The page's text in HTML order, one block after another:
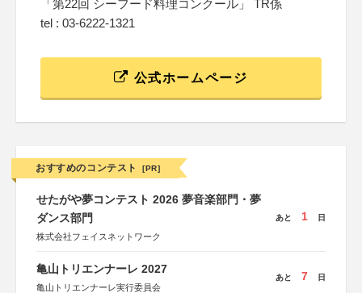
「第22回 シーフード料理コンクール」 TR係
tel : 03-6222-1321
公式ホームページ
おすすめのコンテスト [PR]
せたがや夢コンテスト 2026 夢音楽部門・夢
ダンス部門
株式会社フェイスネットワーク
あと 1 日
亀山トリエンナーレ 2027
亀山トリエンナーレ実行委員会
あと 7 日